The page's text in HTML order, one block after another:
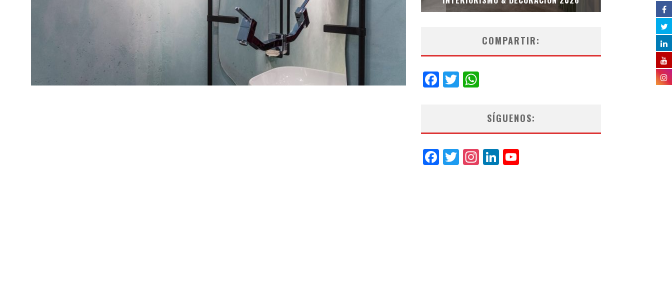
COMPARTIR:
Facebook
Twitter
SÍGUENOS:
Facebook
Twitter
Instagram
LinkedIn